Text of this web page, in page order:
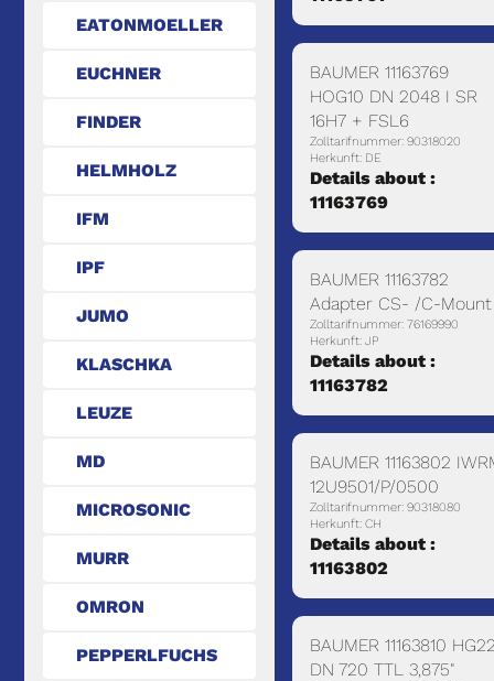
EATONMOELLER
EUCHNER
FINDER
HELMHOLZ
IFM
IPF
JUMO
KLASCHKA
LEUZE
MD
MICROSONIC
MURR
OMRON
PEPPERLFUCHS
BAUMER 11163769
HOG10 DN 2048 I SR
16H7 + FSL6
Zolltarifnummer: 90318020
Herkunft: DE
Details about :
11163769
BAUMER 11163782
Adapter CS- /C-Mount
Zolltarifnummer: 76169990
Herkunft: JP
Details about :
11163782
BAUMER 11163802
12U9501/P/0500
Zolltarifnummer: 90318080
Herkunft: CH
Details about :
11163802
BAUMER 11163810
DN 720 TTL 3,875"